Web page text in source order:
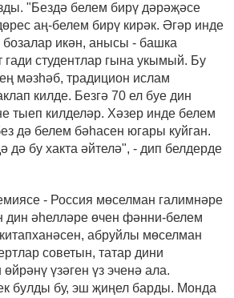
"Бездә белем бирү дәрәҗәсе
аң-белем бирү кирәк. Әгәр инде
бозалар икән, анысы - башка
студентлар гына укымый. Бу
мәзһәб, традицион ислам
килде. Безгә 70 ел буе дин
тыеп килделәр. Хәзер инде белем
дә белем бәһасен югары куйган.
дә бу хакта әйтелә", - дип белдерде
- Россия мөселман галимнәре
дин әһелләре өчен фәнни-белем
абруйлы мөселман
советын, татар дини
үзәген үз эченә ала.
булды бу, эш җиңел барды. Монда